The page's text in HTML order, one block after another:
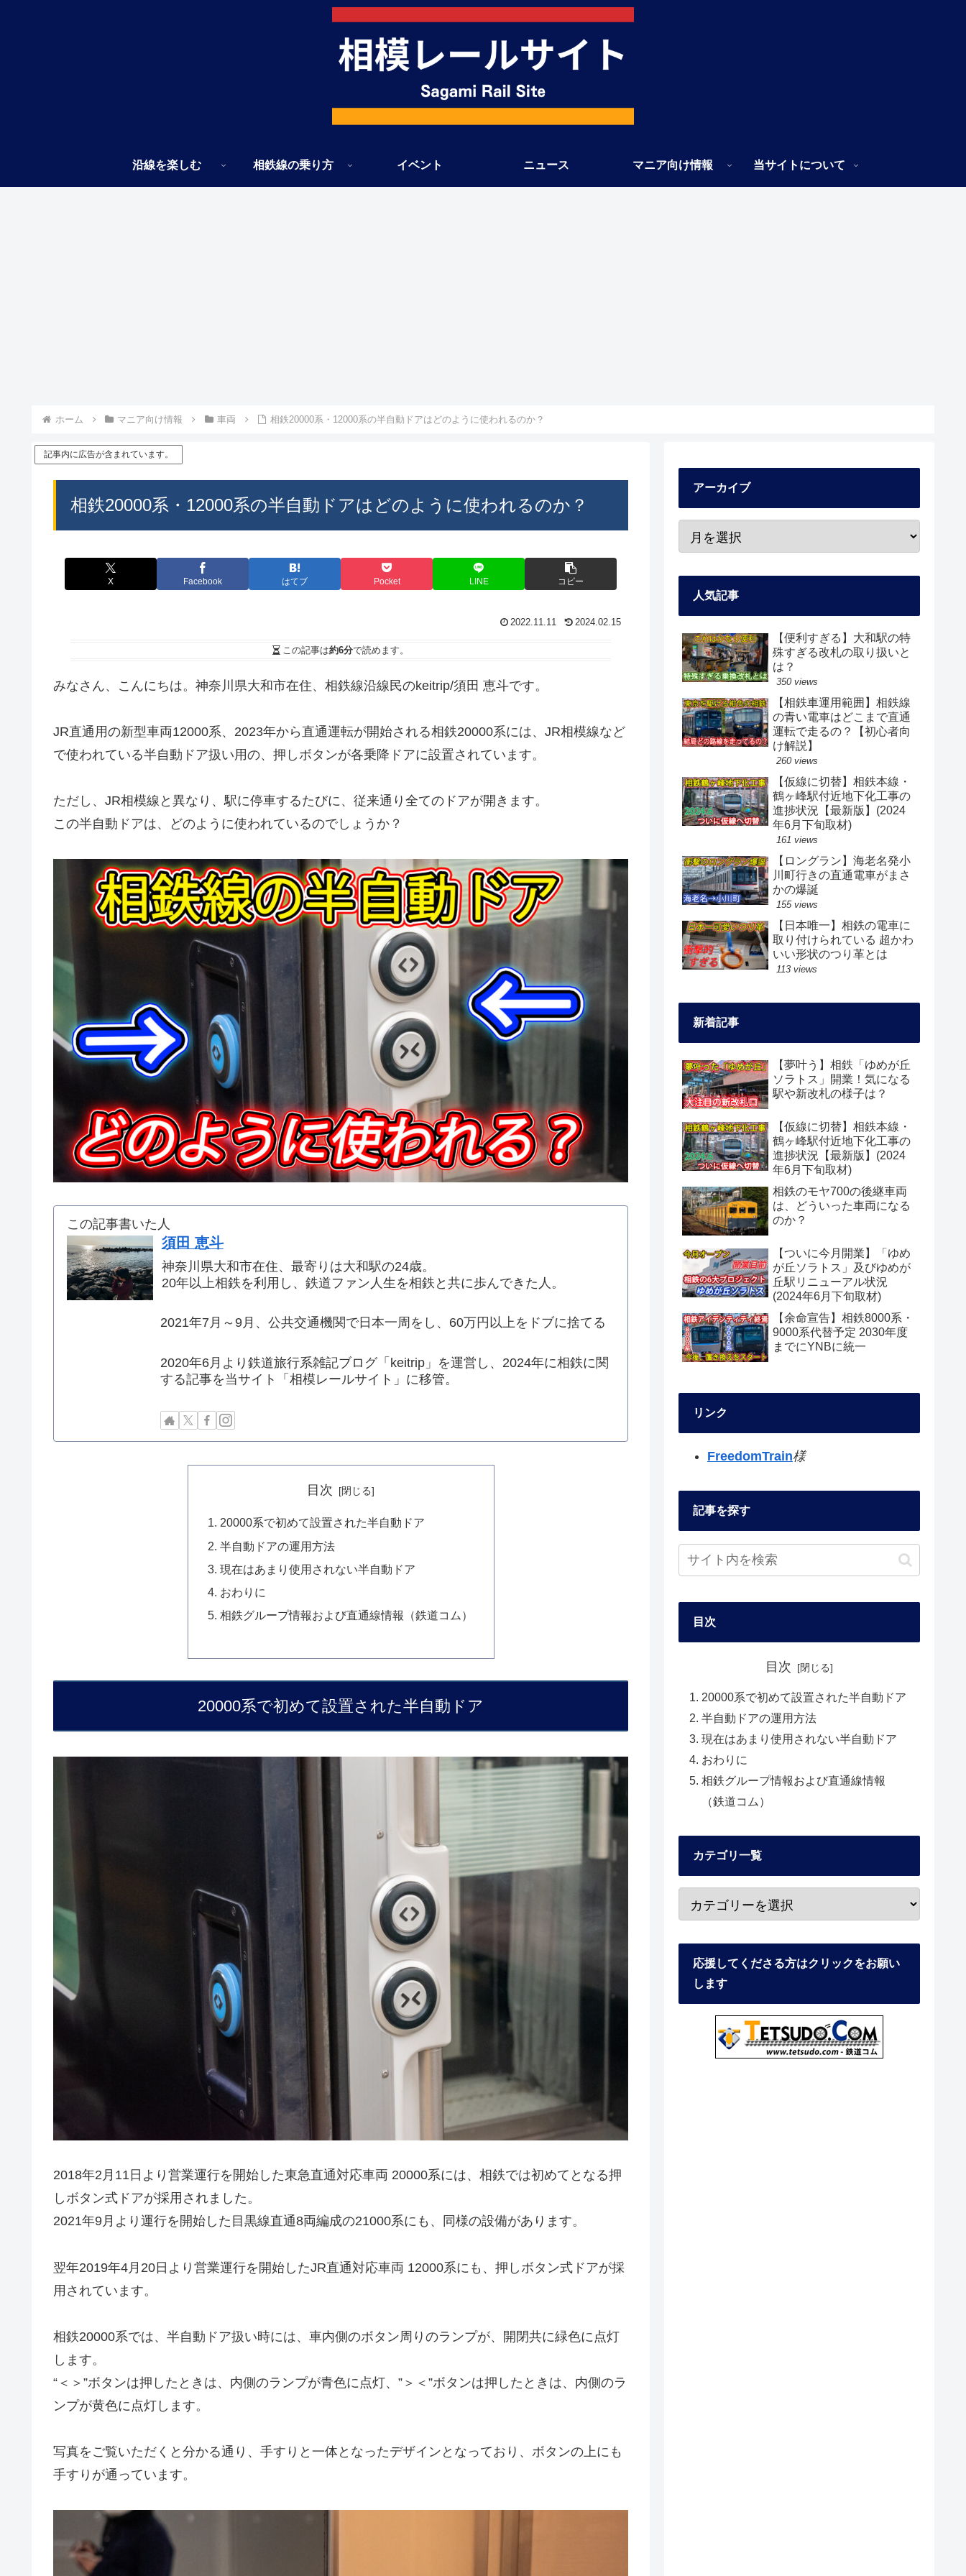
沿線を楽しむ 相鉄線の乗り方 イベント ニュース マニア向け情報 当サイトについて
ホーム マニア向け情報 車両 相鉄20000系・12000系の半自動ドアはどのように使われるのか？
記事内に広告が含まれています。
相鉄20000系・12000系の半自動ドアはどのように使われるのか？
X Facebook はてブ Pocket LINE コピー
2022.11.11 2024.02.15
この記事は約6分で読めます。
みなさん、こんにちは。神奈川県大和市在住、相鉄線沿線民のkeitrip/須田 恵斗です。
JR直通用の新型車両12000系、2023年から直通運転が開始される相鉄20000系には、JR相模線など
で使われている半自動ドア扱い用の、押しボタンが各乗降ドアに設置されています。
ただし、JR相模線と異なり、駅に停車するたびに、従来通り全てのドアが開きます。
この半自動ドアは、どのように使われているのでしょうか？
この記事書いた人
須田 恵斗
神奈川県大和市在住、最寄りは大和駅の24歳。
20年以上相鉄を利用し、鉄道ファン人生を相鉄と共に歩んできた人。
2021年7月～9月、公共交通機関で日本一周をし、60万円以上をドブに捨てる
2020年6月より鉄道旅行系雑記ブログ「keitrip」を運営し、2024年に相鉄に関
する記事を当サイト「相模レールサイト」に移管。
目次
20000系で初めて設置された半自動ドア
半自動ドアの運用方法
現在はあまり使用されない半自動ドア
おわりに
相鉄グループ情報および直通線情報（鉄道コム）
20000系で初めて設置された半自動ドア
2018年2月11日より営業運行を開始した東急直通対応車両 20000系には、相鉄では初めてとなる押
しボタン式ドアが採用されました。
2021年9月より運行を開始した目黒線直通8両編成の21000系にも、同様の設備があります。
翌年2019年4月20日より営業運行を開始したJR直通対応車両 12000系にも、押しボタン式ドアが採
用されています。
相鉄20000系では、半自動ドア扱い時には、車内側のボタン周りのランプが、開閉共に緑色に点灯
します。
“＜＞”ボタンは押したときは、内側のランプが青色に点灯、”＞＜”ボタンは押したときは、内側のラ
ンプが黄色に点灯します。
写真をご覧いただくと分かる通り、手すりと一体となったデザインとなっており、ボタンの上にも
手すりが通っています。
アーカイブ
人気記事
【便利すぎる】大和駅の特
殊すぎる改札の取り扱いと
は？
350 views
【相鉄車運用範囲】相鉄線
の青い電車はどこまで直通
運転で走るの？【初心者向
け解説】
260 views
【仮線に切替】相鉄本線・
鶴ヶ峰駅付近地下化工事の
進捗状況【最新版】(2024
年6月下旬取材)
161 views
【ロングラン】海老名発小
川町行きの直通電車がまさ
かの爆誕
155 views
【日本唯一】相鉄の電車に
取り付けられている 超かわ
いい形状のつり革とは
113 views
新着記事
【夢叶う】相鉄「ゆめが丘
ソラトス」開業！気になる
駅や新改札の様子は？
【仮線に切替】相鉄本線・
鶴ヶ峰駅付近地下化工事の
進捗状況【最新版】(2024
年6月下旬取材)
相鉄のモヤ700の後継車両
は、どういった車両になる
のか？
【ついに今月開業】「ゆめ
が丘ソラトス」及びゆめが
丘駅リニューアル状況
(2024年6月下旬取材)
【余命宣告】相鉄8000系・
9000系代替予定 2030年度
までにYNBに統一
リンク
FreedomTrain様
記事を探す
目次
目次
20000系で初めて設置された半自動ドア
半自動ドアの運用方法
現在はあまり使用されない半自動ドア
おわりに
相鉄グループ情報および直通線情報
（鉄道コム）
カテゴリ一覧
応援してくださる方はクリックをお願い
します